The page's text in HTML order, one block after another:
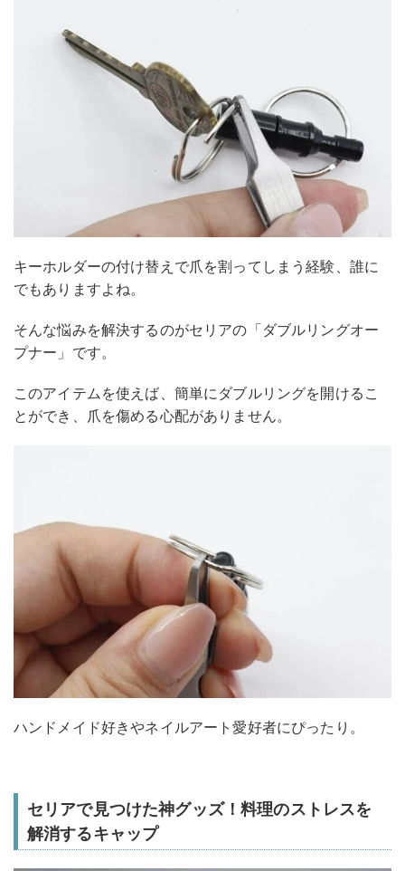
キーホルダーの付け替えで爪を割ってしまう経験、誰に
でもありますよね。
そんな悩みを解決するのがセリアの「ダブルリングオー
プナー」です。
このアイテムを使えば、簡単にダブルリングを開けるこ
とができ、爪を傷める心配がありません。
ハンドメイド好きやネイルアート愛好者にぴったり。
セリアで見つけた神グッズ！料理のストレスを
解消するキャップ